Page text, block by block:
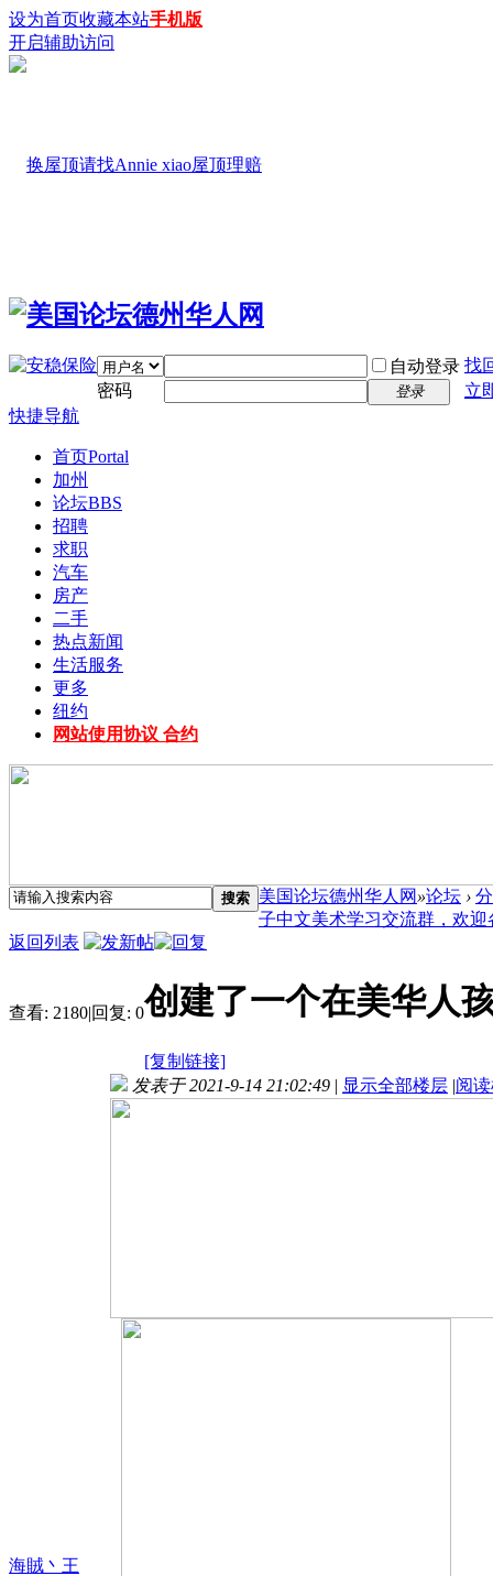
设为首页收藏本站手机版
开启辅助访问
自动登录 找
密码
登录
立
快捷导航
首页Portal
加州
论坛BBS
招聘
求职
汽车
房产
二手
热点新闻
生活服务
更多
纽约
网站使用协议 合约
搜索 美国论坛德州华人网 »论坛 ›
子中文美术学习交流群，欢迎
返回列表
查看: 2180|回复: 0创建了一个在美华人
[复制链接]
海賊丶王
发表于 2021-9-14 21:02:49 | 显示全部楼层 |阅